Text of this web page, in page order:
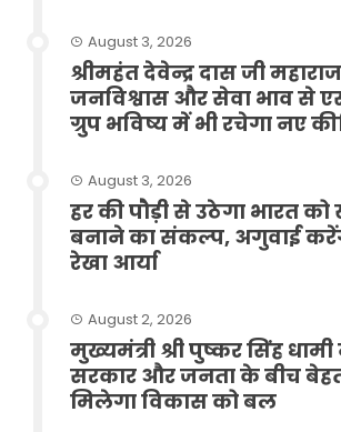
August 3, 2026
श्रीमहंत देवेन्द्र दास जी
जनविश्वास और सेवा भाव से
ग्रुप भविष्य में भी रचेगा नए
August 3, 2026
हर की पौड़ी से उठेगा भारत
बनाने का संकल्प, अगुवाई
रेखा आर्या
August 2, 2026
मुख्यमंत्री श्री पुष्कर सिंह
सरकार और जनता के बीच
मिलेगा विकास को बल